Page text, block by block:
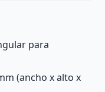
para
(ancho x alto x